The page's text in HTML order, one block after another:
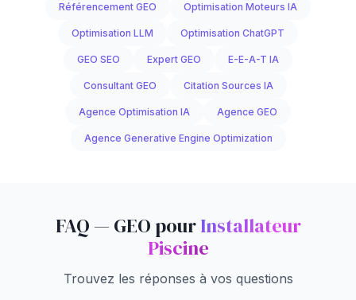
Référencement GEO Optimisation Moteurs IA
Optimisation LLM Optimisation ChatGPT
GEO SEO Expert GEO E-E-A-T IA
Consultant GEO Citation Sources IA
Agence Optimisation IA Agence GEO
Agence Generative Engine Optimization
FAQ — GEO pourInstallateur
Piscine
Trouvez les réponses à vos questions